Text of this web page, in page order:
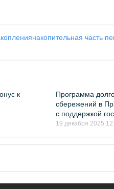
накопительная часть
к
Программа
сбережений в
с поддержкой
19 декабря 2025